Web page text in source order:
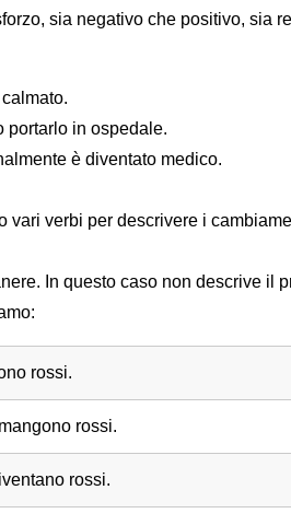
sia negativo che positivo, sia
portarlo in ospedale.
è diventato medico.
vari verbi per descrivere i
In questo caso non descrive il
rossi.
rossi.
rossi.